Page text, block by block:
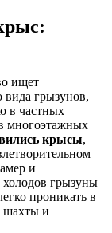
ищет
грызунов,
в частных
многоэтажных
крысы,
и
грызуны
проникать в
шахты и